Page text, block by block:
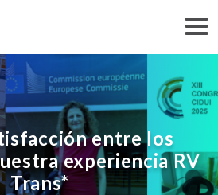
entre los
experiencia RV
Trans*